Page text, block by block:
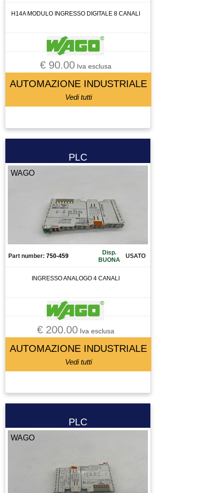
H14A MODULO INGRESSO DIGITALE 8 CANALI
€ 90.00Iva esclusa
AUTOMAZIONE INDUSTRIALE
Vedi tutti
PLC
WAGO
Part number: 750-459
Disp.
BUONA
USATO
INGRESSO ANALOGO 4 CANALI
€ 200.00Iva esclusa
AUTOMAZIONE INDUSTRIALE
Vedi tutti
PLC
WAGO